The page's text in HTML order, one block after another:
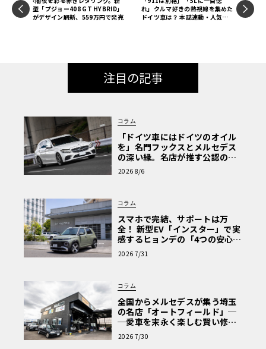
型「プジョー408 GT HYBRID」
がデザイン刷新、559万円で発売
れ」クルマ好きの熱視線を集めた
ドイツ車は？ 本誌連動・人気投
注目の記事
コラム
「ドイツ車にはドイツのオイル
を」名門フックスとメルセデス
の深い縁。名店が推す公認の安
心と、Cクラスで味わうシルキー
な走り〈PR〉
2026 8/6
コラム
スマホで完結、サポートは万
全！ 新型EV「インスター」で実
感するヒョンデの「4つの安心」
【第1回・ヒョンデ6つの疑問：
Why? Hyundai?】〈PR〉
2026 7/31
コラム
全国からメルセデスが集う埼玉
の名店「オートフィールド」─
─愛車を末永く楽しむ賢い修理
術と、プロがフックス製オイル
を選ぶ理由〈PR〉
2026 7/30